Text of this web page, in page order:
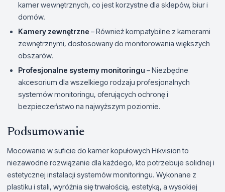
kamer wewnętrznych, co jest korzystne dla sklepów, biur i
domów.
Kamery zewnętrzne – Również kompatybilne z kamerami
zewnętrznymi, dostosowany do monitorowania większych
obszarów.
Profesjonalne systemy monitoringu – Niezbędne
akcesorium dla wszelkiego rodzaju profesjonalnych
systemów monitoringu, oferujących ochronę i
bezpieczeństwo na najwyższym poziomie.
Podsumowanie
Mocowanie w suficie do kamer kopułowych Hikvision to
niezawodne rozwiązanie dla każdego, kto potrzebuje solidnej i
estetycznej instalacji systemów monitoringu. Wykonane z
plastiku i stali, wyróżnia się trwałością, estetyką, a wysokiej